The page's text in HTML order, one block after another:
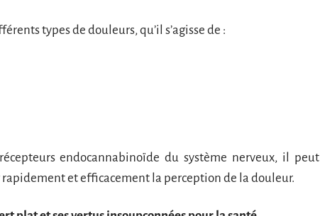
types de douleurs, qu’il s’agisse de :
endocannabinoïde du système nerveux, il peut
et efficacement la perception de la douleur.